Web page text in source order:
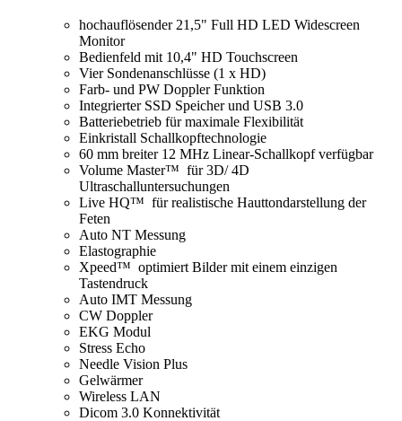
hochauflösender 21,5" Full HD LED Widescreen
Monitor
Bedienfeld mit 10,4" HD Touchscreen
Vier Sondenanschlüsse (1 x HD)
Farb- und PW Doppler Funktion
Integrierter SSD Speicher und USB 3.0
Batteriebetrieb für maximale Flexibilität
Einkristall Schallkopftechnologie
60 mm breiter 12 MHz Linear-Schallkopf verfügbar
Volume Master™ für 3D/ 4D
Ultraschalluntersuchungen
Live HQ™ für realistische Hauttondarstellung der
Feten
Auto NT Messung
Elastographie
Xpeed™ optimiert Bilder mit einem einzigen
Tastendruck
Auto IMT Messung
CW Doppler
EKG Modul
Stress Echo
Needle Vision Plus
Gelwärmer
Wireless LAN
Dicom 3.0 Konnektivität